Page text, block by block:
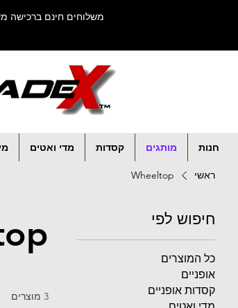
משלוחים חינם ברכישה מעל 350
חנות מותגים קסדות מדי ואטים
ראשי Wheeltop
חיפוש לפי
כל המוצרים
אופניים
קסדות אופניים
3 מוצרים